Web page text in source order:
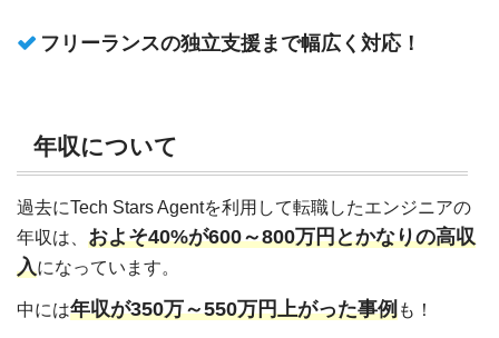
フリーランスの独立支援まで幅広く対応！
年収について
過去にTech Stars Agentを利用して転職したエンジニアの
年収は、 およそ40%が600～800万円とかなりの高収
入になっています。
中には年収が350万～550万円上がった事例も！